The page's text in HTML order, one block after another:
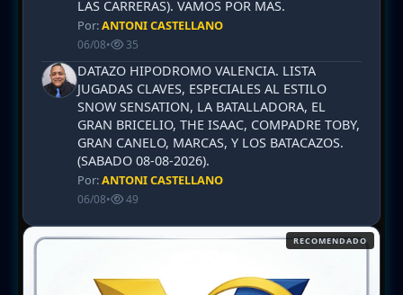
LAS CARRERAS). VAMOS POR MAS.
Por:ANTONI CASTELLANO
06/08• 35
DATAZO HIPODROMO VALENCIA. LISTA
JUGADAS CLAVES, ESPECIALES AL ESTILO
SNOW SENSATION, LA BATALLADORA, EL
GRAN BRICELIO, THE ISAAC, COMPADRE TOBY,
GRAN CANELO, MARCAS, Y LOS BATACAZOS.
(SABADO 08-08-2026).
Por:ANTONI CASTELLANO
06/08• 49
RECOMENDADO